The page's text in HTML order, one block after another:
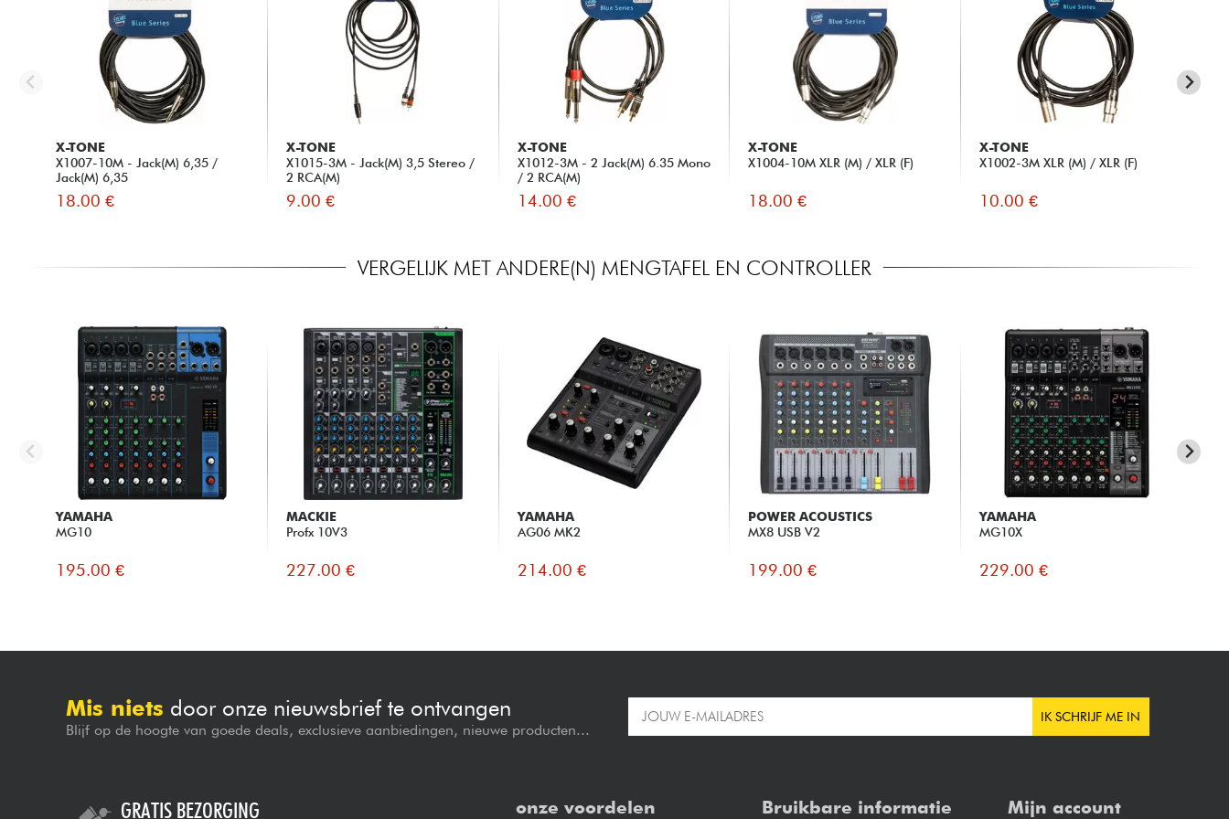
X-TONE
X1007-10M - Jack(M) 6,35 /
Jack(M) 6,35
18.00 €
X-TONE
X1015-3M - Jack(M) 3,5 Stereo /
2 RCA(M)
9.00 €
X-TONE
X1012-3M - 2 Jack(M) 6.35 Mono
/ 2 RCA(M)
14.00 €
X-TONE
X1004-10M XLR (M) / XLR (F)
18.00 €
X-TONE
X1002-3M XLR (M) / XLR (F)
10.00 €
VERGELIJK MET ANDERE(N) MENGTAFEL EN CONTROLLER
YAMAHA
MG10
195.00 €
MACKIE
Profx 10V3
227.00 €
YAMAHA
AG06 MK2
214.00 €
POWER ACOUSTICS
MX8 USB V2
199.00 €
YAMAHA
MG10X
229.00 €
Mis niets door onze nieuwsbrief te ontvangen
Blijf op de hoogte van goede deals, exclusieve aanbiedingen, nieuwe producten...
IK SCHRIJF ME IN
GRATIS BEZORGING onze voordelen Bruikbare informatie Mijn account